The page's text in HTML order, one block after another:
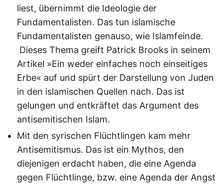
liest, übernimmt die Ideologie der
Fundamentalisten. Das tun islamische
Fundamentalisten genauso, wie Islamfeinde.
Dieses Thema greift Patrick Brooks in seinem
Artikel »Ein weder einfaches noch einseitiges
Erbe« auf und spürt der Darstellung von Juden
in den islamischen Quellen nach. Das ist
gelungen und entkräftet das Argument des
antisemitischen Islam.
Mit den syrischen Flüchtlingen kam mehr
Antisemitismus. Das ist ein Mythos, den
diejenigen erdacht haben, die eine Agenda
gegen Flüchtlinge, bzw. eine Agenda der Angst